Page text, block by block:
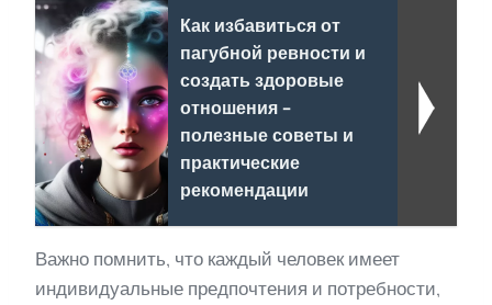
Как избавиться от
пагубной ревности и
создать здоровые
отношения -
полезные советы и
практические
рекомендации
Важно помнить, что каждый человек имеет
индивидуальные предпочтения и потребности,